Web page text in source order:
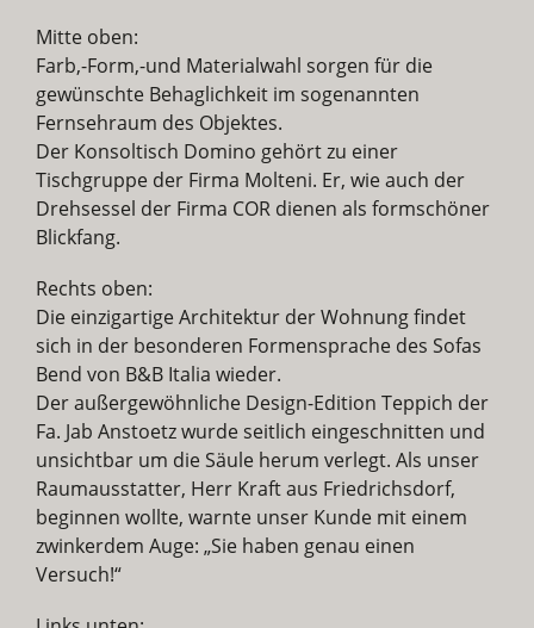
Mitte oben:
Farb,-Form,-und Materialwahl sorgen für die
gewünschte Behaglichkeit im sogenannten
Fernsehraum des Objektes.
Der Konsoltisch Domino gehört zu einer
Tischgruppe der Firma Molteni. Er, wie auch der
Drehsessel der Firma COR dienen als formschöner
Blickfang.
Rechts oben:
Die einzigartige Architektur der Wohnung findet
sich in der besonderen Formensprache des Sofas
Bend von B&B Italia wieder.
Der außergewöhnliche Design-Edition Teppich der
Fa. Jab Anstoetz wurde seitlich eingeschnitten und
unsichtbar um die Säule herum verlegt. Als unser
Raumausstatter, Herr Kraft aus Friedrichsdorf,
beginnen wollte, warnte unser Kunde mit einem
zwinkerdem Auge: „Sie haben genau einen
Versuch!“